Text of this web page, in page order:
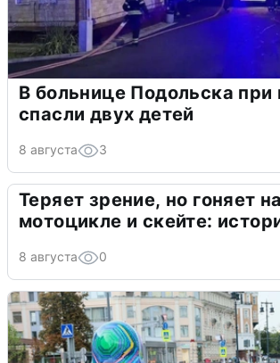
В больнице Подольска
спасли двух детей
8 августа 3
Теряет зрение, но гоняет на
мотоцикле и скейте:
8 августа 0